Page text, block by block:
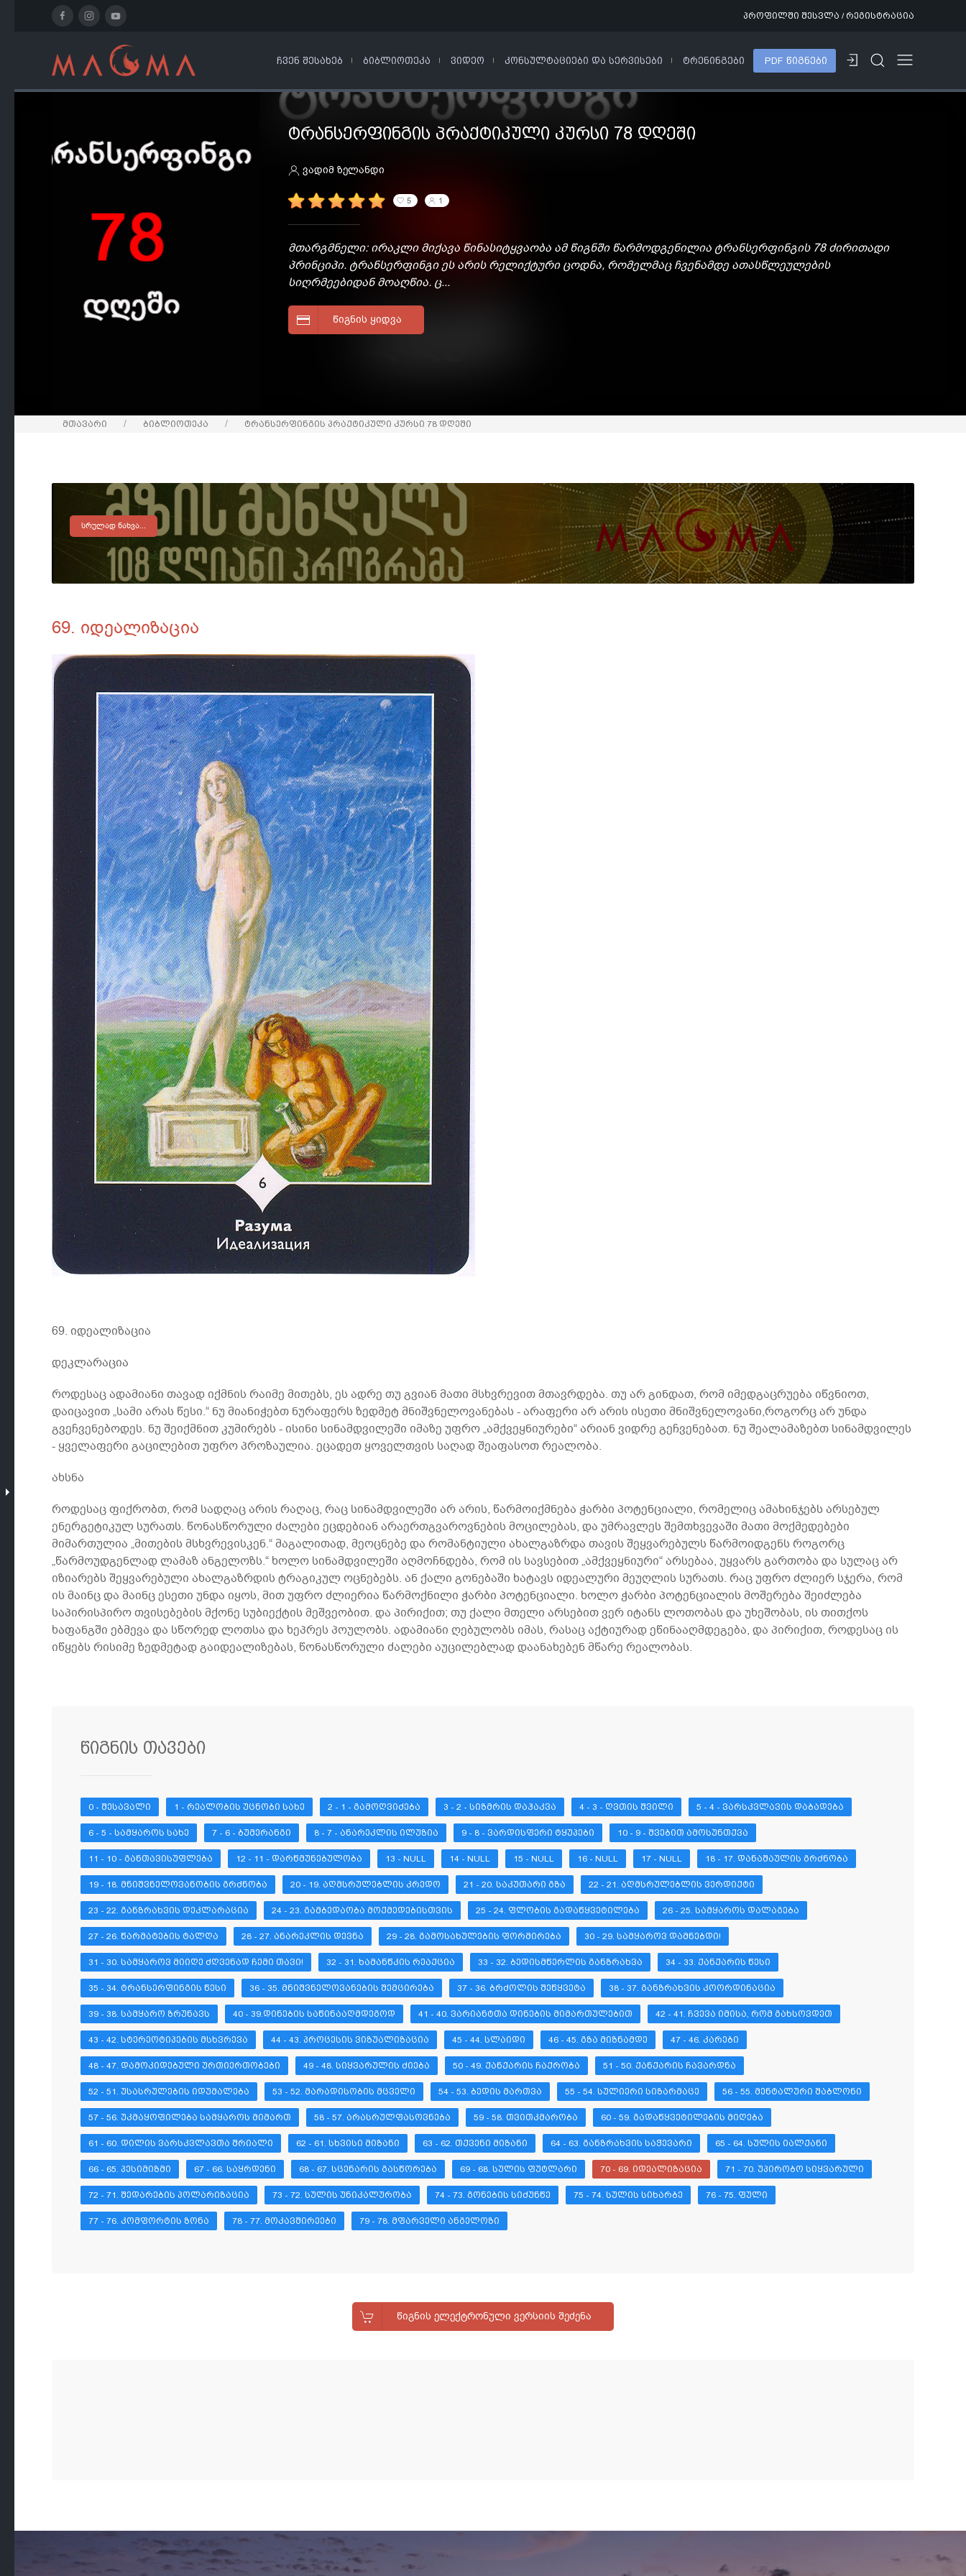
პროფილში შესვლა / რეგისტრაცია
ᲩᲕᲔᲜ ᲨᲔᲡᲐᲮᲔᲑ ᲑᲘᲑᲚᲘᲝᲗᲔᲙᲐ ᲕᲘᲓᲔᲝ ᲙᲝᲜᲡᲣᲚᲢᲐᲪᲘᲔᲑᲘ ᲓᲐ ᲡᲔᲠᲕᲘᲡᲔᲑᲘ ᲢᲠᲔᲜᲘᲜᲒᲔᲑᲘ PDF ᲬᲘᲒᲜᲔᲑᲘ
ᲢᲠᲐᲜᲡᲔᲠᲤᲘᲜᲒᲘᲡ ᲞᲠᲐᲥᲢᲘᲙᲣᲚᲘ ᲙᲣᲠᲡᲘ 78 ᲓᲦᲔᲨᲘ
ვადიმ ზელანდი
5 1
მთარგმნელი: ირაკლი მიქავა წინასიტყვაობა ამ წიგნში წარმოდგენილია ტრანსერფინგის 78 ძირითადი
პრინციპი. ტრანსერფინგი ეს არის რელიქტური ცოდნა, რომელმაც ჩვენამდე ათასწლეულების
სიღრმეებიდან მოაღწია. ც...
ᲬᲘᲒᲜᲘᲡ ᲧᲘᲓᲕᲐ
მთავარი ბიბლიოთეკა ტრანსერფინგის პრაქტიკული კურსი 78 დღეში
ᲡᲠᲣᲚᲐᲓ ᲜᲐᲮᲕᲐ...
69. იდეალიზაცია
69. იდეალიზაცია
დეკლარაცია
როდესაც ადამიანი თავად იქმნის რაიმე მითებს, ეს ადრე თუ გვიან მათი მსხვრევით მთავრდება. თუ არ გინდათ, რომ იმედგაცრუება იწვნიოთ,
დაიცავით „სამი არას წესი.“ ნუ მიანიჭებთ ნურაფერს ზედმეტ მნიშვნელოვანებას - არაფერი არ არის ისეთი მნიშვნელოვანი,როგორც არ უნდა
გვეჩვენებოდეს. ნუ შეიქმნით კუმირებს - ისინი სინამდვილეში იმაზე უფრო „ამქვეყნიურები“ არიან ვიდრე გეჩვენებათ. ნუ შეალამაზებთ სინამდვილეს
- ყველაფერი გაცილებით უფრო პროზაულია. ეცადეთ ყოველთვის საღად შეაფასოთ რეალობა.
ახსნა
როდესაც ფიქრობთ, რომ სადღაც არის რაღაც, რაც სინამდვილეში არ არის, წარმოიქმნება ჭარბი პოტენციალი, რომელიც ამახინჯებს არსებულ
ენერგეტიკულ სურათს. წონასწორული ძალები ეცდებიან არაერთგვაროვნების მოცილებას, და უმრავლეს შემთხვევაში მათი მოქმედებები
მიმართულია „მითების მსხვრევისკენ.“ მაგალითად, მეოცნებე და რომანტიული ახალგაზრდა თავის შეყვარებულს წარმოიდგენს როგორც
„წარმოუდგენლად ლამაზ ანგელოზს.“ ხოლო სინამდვილეში აღმოჩნდება, რომ ის სავსებით „ამქვეყნიური“ არსებაა, უყვარს გართობა და სულაც არ
იზიარებს შეყვარებული ახალგაზრდის ტრაგიკულ ოცნებებს. ან ქალი გონებაში ხატავს იდეალური მეუღლის სურათს. რაც უფრო ძლიერ სჯერა, რომ
ის მაინც და მაინც ესეთი უნდა იყოს, მით უფრო ძლიერია წარმოქნილი ჭარბი პოტენციალი. ხოლო ჭარბი პოტენციალის მოშერება შეიძლება
საპირისპირო თვისებების მქონე სუბიექტის მეშვეობით. და პირიქით; თუ ქალი მთელი არსებით ვერ იტანს ლოთობას და უხეშობას, ის თითქოს
ხაფანგში ებმევა და სწორედ ლოთსა და ხეპრეს პოულობს. ადამიანი ღებულობს იმას, რასაც აქტიურად ეწინააღმდეგება, და პირიქით, როდესაც ის
იწყებს რისიმე ზედმეტად გაიდეალიზებას, წონასწორული ძალები აუცილებლად დაანახებენ მწარე რეალობას.
წიგნის თავები
0 - ᲨᲔᲡᲐᲕᲐᲚᲘ 1 - ᲠᲔᲐᲚᲝᲑᲘᲡ ᲣᲪᲜᲝᲑᲘ ᲡᲐᲮᲔ 2 - 1 - ᲒᲐᲛᲝᲦᲕᲘᲫᲔᲑᲐ 3 - 2 - ᲡᲘᲖᲛᲠᲘᲡ ᲓᲐᲰᲐᲙᲕᲐ 4 - 3 - ᲦᲕᲗᲘᲡ ᲨᲕᲘᲚᲘ 5 - 4 - ᲕᲐᲠᲡᲙᲕᲚᲐᲕᲘᲡ ᲓᲐᲑᲐᲓᲔᲑᲐ
6 - 5 - ᲡᲐᲛᲧᲐᲠᲝᲡ ᲡᲐᲮᲔ 7 - 6 - ᲑᲣᲛᲔᲠᲐᲜᲒᲘ 8 - 7 - ᲐᲜᲐᲠᲔᲙᲚᲘᲡ ᲘᲚᲣᲖᲘᲐ 9 - 8 - ᲕᲐᲠᲓᲘᲡᲤᲔᲠᲘ ᲢᲧᲣᲞᲔᲑᲘ 10 - 9 - ᲨᲕᲔᲑᲘᲗ ᲐᲛᲝᲡᲣᲜᲗᲥᲕᲐ
11 - 10 - ᲒᲐᲜᲗᲐᲕᲘᲡᲣᲤᲚᲔᲑᲐ 12 - 11 - ᲓᲐᲠᲬᲛᲣᲜᲔᲑᲣᲚᲝᲑᲐ 13 - NULL 14 - NULL 15 - NULL 16 - NULL 17 - NULL 18 - 17. ᲓᲐᲜᲐᲨᲐᲣᲚᲘᲡ ᲒᲠᲫᲜᲝᲑᲐ
19 - 18. ᲛᲜᲘᲨᲕᲜᲔᲚᲝᲕᲐᲜᲝᲑᲘᲡ ᲒᲠᲫᲜᲝᲑᲐ 20 - 19. ᲐᲦᲛᲡᲠᲣᲚᲔᲑᲚᲘᲡ ᲙᲠᲔᲓᲝ 21 - 20. ᲡᲐᲙᲣᲗᲐᲠᲘ ᲒᲖᲐ 22 - 21. ᲐᲦᲛᲡᲠᲣᲚᲔᲑᲚᲘᲡ ᲕᲔᲠᲓᲘᲥᲢᲘ
23 - 22. ᲒᲐᲜᲖᲠᲐᲮᲕᲘᲡ ᲓᲔᲙᲚᲐᲠᲐᲪᲘᲐ 24 - 23. ᲒᲐᲛᲑᲔᲓᲐᲝᲑᲐ ᲛᲝᲥᲛᲔᲓᲔᲑᲘᲡᲗᲕᲘᲡ 25 - 24. ᲤᲚᲝᲑᲘᲡ ᲒᲐᲓᲐᲬᲧᲕᲔᲢᲘᲚᲔᲑᲐ 26 - 25. ᲡᲐᲛᲧᲐᲠᲝᲡ ᲓᲐᲚᲐᲒᲔᲑᲐ
27 - 26. ᲬᲐᲠᲛᲐᲢᲔᲑᲘᲡ ᲢᲐᲚᲦᲐ 28 - 27. ᲐᲜᲐᲠᲔᲙᲚᲘᲡ ᲓᲔᲕᲜᲐ 29 - 28. ᲒᲐᲛᲝᲡᲐᲮᲣᲚᲔᲑᲘᲡ ᲤᲝᲠᲛᲘᲠᲔᲑᲐ 30 - 29. ᲡᲐᲛᲧᲐᲠᲝᲕ ᲓᲐᲛᲜᲔᲑᲓᲘ!
31 - 30. ᲡᲐᲛᲧᲐᲠᲝᲕ ᲛᲘᲘᲦᲔ ᲫᲦᲕᲔᲜᲐᲓ ᲩᲔᲛᲘ ᲗᲐᲕᲘ! 32 - 31. ᲮᲐᲛᲐᲜᲬᲙᲘᲡ ᲠᲔᲐᲥᲪᲘᲐ 33 - 32. ᲑᲔᲓᲘᲡᲛᲬᲔᲠᲚᲘᲡ ᲒᲐᲜᲖᲠᲐᲮᲕᲐ 34 - 33. ᲥᲐᲜᲥᲐᲠᲘᲡ ᲬᲔᲡᲘ
35 - 34. ᲢᲠᲐᲜᲡᲔᲠᲤᲘᲜᲒᲘᲡ ᲬᲔᲡᲘ 36 - 35. ᲛᲜᲘᲨᲕᲜᲔᲚᲝᲕᲐᲜᲔᲑᲘᲡ ᲨᲔᲛᲪᲘᲠᲔᲑᲐ 37 - 36. ᲑᲠᲫᲝᲚᲘᲡ ᲨᲔᲬᲧᲕᲔᲢᲐ 38 - 37. ᲒᲐᲜᲖᲠᲐᲮᲕᲘᲡ ᲙᲝᲝᲠᲓᲘᲜᲐᲪᲘᲐ
39 - 38. ᲡᲐᲛᲧᲐᲠᲝ ᲖᲠᲣᲜᲐᲕᲡ 40 - 39.ᲓᲘᲜᲔᲑᲘᲡ ᲡᲐᲬᲘᲜᲐᲐᲦᲛᲓᲔᲒᲝᲓ 41 - 40. ᲕᲐᲠᲘᲐᲜᲢᲗᲐ ᲓᲘᲜᲔᲑᲘᲡ ᲛᲘᲛᲐᲠᲗᲣᲚᲔᲑᲘᲗ 42 - 41. ᲩᲕᲔᲕᲐ ᲘᲛᲘᲡᲐ, ᲠᲝᲛ ᲒᲐᲮᲡᲝᲕᲓᲔᲗ
43 - 42. ᲡᲢᲔᲠᲔᲝᲢᲘᲞᲔᲑᲘᲡ ᲛᲡᲮᲕᲠᲔᲕᲐ 44 - 43. ᲞᲠᲝᲪᲔᲡᲘᲡ ᲕᲘᲖᲣᲐᲚᲘᲖᲐᲪᲘᲐ 45 - 44. ᲡᲚᲐᲘᲓᲘ 46 - 45. ᲒᲖᲐ ᲛᲘᲖᲜᲐᲛᲓᲔ 47 - 46. ᲙᲐᲠᲔᲑᲘ
48 - 47. ᲓᲐᲛᲝᲙᲘᲓᲔᲑᲣᲚᲘ ᲣᲠᲗᲘᲔᲠᲗᲝᲑᲔᲑᲘ 49 - 48. ᲡᲘᲧᲕᲐᲠᲣᲚᲘᲡ ᲫᲘᲔᲑᲐ 50 - 49. ᲥᲐᲜᲥᲐᲠᲘᲡ ᲩᲐᲥᲠᲝᲑᲐ 51 - 50. ᲥᲐᲜᲥᲐᲠᲘᲡ ᲩᲐᲕᲐᲠᲓᲜᲐ
52 - 51. ᲣᲡᲐᲡᲠᲣᲚᲔᲑᲘᲡ ᲘᲓᲣᲛᲐᲚᲔᲑᲐ 53 - 52. ᲛᲐᲠᲐᲓᲘᲡᲝᲑᲘᲡ ᲛᲪᲕᲔᲚᲘ 54 - 53. ᲑᲔᲓᲘᲡ ᲛᲐᲠᲗᲕᲐ 55 - 54. ᲡᲣᲚᲘᲔᲠᲘ ᲡᲘᲖᲐᲠᲛᲐᲪᲔ 56 - 55. ᲛᲔᲜᲢᲐᲚᲣᲠᲘ ᲨᲐᲑᲚᲝᲜᲘ
57 - 56. ᲣᲙᲛᲐᲧᲝᲤᲘᲚᲔᲑᲐ ᲡᲐᲛᲧᲐᲠᲝᲡ ᲛᲘᲛᲐᲠᲗ 58 - 57. ᲐᲠᲐᲡᲠᲣᲚᲤᲐᲡᲝᲕᲜᲔᲑᲐ 59 - 58. ᲗᲕᲘᲗᲙᲛᲐᲠᲝᲑᲐ 60 - 59. ᲒᲐᲓᲐᲬᲧᲕᲔᲢᲘᲚᲔᲑᲘᲡ ᲛᲘᲦᲔᲑᲐ
61 - 60. ᲓᲘᲚᲘᲡ ᲕᲐᲠᲡᲙᲕᲚᲐᲕᲗᲐ ᲨᲠᲘᲐᲚᲘ 62 - 61. ᲡᲮᲕᲘᲡᲘ ᲛᲘᲖᲐᲜᲘ 63 - 62. ᲗᲥᲕᲔᲜᲘ ᲛᲘᲖᲐᲜᲘ 64 - 63. ᲒᲐᲜᲖᲠᲐᲮᲕᲘᲡ ᲡᲐᲭᲔᲕᲐᲠᲘ 65 - 64. ᲡᲣᲚᲘᲡ ᲘᲐᲚᲥᲐᲜᲘ
66 - 65. ᲞᲔᲡᲘᲛᲘᲖᲛᲘ 67 - 66. ᲡᲐᲧᲠᲓᲔᲜᲘ 68 - 67. ᲡᲪᲔᲜᲐᲠᲘᲡ ᲒᲐᲡᲬᲝᲠᲔᲑᲐ 69 - 68. ᲡᲣᲚᲘᲡ ᲤᲣᲢᲚᲐᲠᲘ 70 - 69. ᲘᲓᲔᲐᲚᲘᲖᲐᲪᲘᲐ 71 - 70. ᲣᲞᲘᲠᲝᲑᲝ ᲡᲘᲧᲕᲐᲠᲣᲚᲘ
72 - 71. ᲨᲔᲓᲐᲠᲔᲑᲘᲡ ᲞᲝᲚᲐᲠᲘᲖᲐᲪᲘᲐ 73 - 72. ᲡᲣᲚᲘᲡ ᲣᲜᲘᲙᲐᲚᲣᲠᲝᲑᲐ 74 - 73. ᲒᲝᲜᲔᲑᲘᲡ ᲡᲘᲫᲣᲜᲬᲔ 75 - 74. ᲡᲣᲚᲘᲡ ᲡᲘᲮᲐᲠᲑᲔ 76 - 75. ᲤᲣᲚᲘ
77 - 76. ᲙᲝᲛᲤᲝᲠᲢᲘᲡ ᲖᲝᲜᲐ 78 - 77. ᲛᲝᲙᲐᲕᲨᲘᲠᲔᲔᲑᲘ 79 - 78. ᲛᲤᲐᲠᲕᲔᲚᲘ ᲐᲜᲒᲔᲚᲝᲖᲘ
ᲬᲘᲒᲜᲘᲡ ᲔᲚᲔᲥᲢᲠᲝᲜᲣᲚᲘ ᲕᲔᲠᲡᲘᲘᲡ ᲨᲔᲫᲔᲜᲐ